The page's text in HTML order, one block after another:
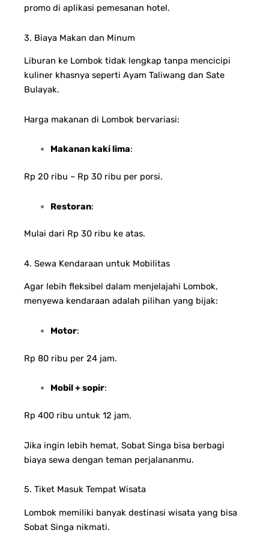
promo di aplikasi pemesanan hotel.
3. Biaya Makan dan Minum
Liburan ke Lombok tidak lengkap tanpa mencicipi
kuliner khasnya seperti Ayam Taliwang dan Sate
Bulayak.
Harga makanan di Lombok bervariasi:
Makanan kaki lima:
Rp 20 ribu – Rp 30 ribu per porsi.
Restoran:
Mulai dari Rp 30 ribu ke atas.
4. Sewa Kendaraan untuk Mobilitas
Agar lebih fleksibel dalam menjelajahi Lombok,
menyewa kendaraan adalah pilihan yang bijak:
Motor:
Rp 80 ribu per 24 jam.
Mobil + sopir:
Rp 400 ribu untuk 12 jam.
Jika ingin lebih hemat, Sobat Singa bisa berbagi
biaya sewa dengan teman perjalananmu.
5. Tiket Masuk Tempat Wisata
Lombok memiliki banyak destinasi wisata yang bisa
Sobat Singa nikmati.